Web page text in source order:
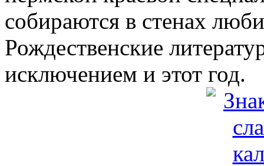
собираются в стенах
Рождественские
исключением и этот год.